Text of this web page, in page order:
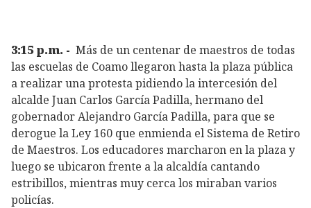
3:15 p.m. - Más de un centenar de maestros de todas
las escuelas de Coamo llegaron hasta la plaza pública
a realizar una protesta pidiendo la intercesión del
alcalde Juan Carlos García Padilla, hermano del
gobernador Alejandro García Padilla, para que se
derogue la Ley 160 que enmienda el Sistema de Retiro
de Maestros. Los educadores marcharon en la plaza y
luego se ubicaron frente a la alcaldía cantando
estribillos, mientras muy cerca los miraban varios
policías.